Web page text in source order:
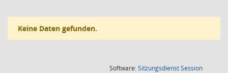
Keine Daten gefunden.
Software:SitzungsdienstSession(Wird in